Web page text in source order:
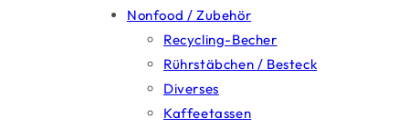
Nonfood / Zubehör
Recycling-Becher
Rührstäbchen / Besteck
Diverses
Kaffeetassen